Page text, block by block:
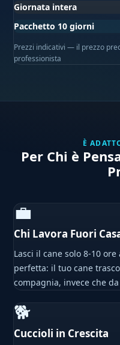
Giornata intera
Pacchetto 10 giorni
Prezzi indicativi — il prezzo
professionista
È
Per Chi è
💼
Chi Lavora Fuori
Lasci il cane solo 8-10
perfetta: il tuo cane
compagnia, invece che
🐕
Cuccioli in Crescita